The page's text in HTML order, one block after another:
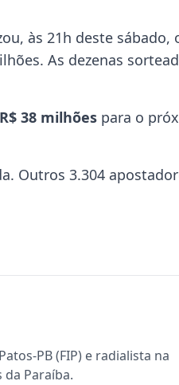
às 21h deste sábado,
As dezenas
R$ 38 milhões para o
Outros 3.304
PB (FIP) e radialista na
da Paraíba.